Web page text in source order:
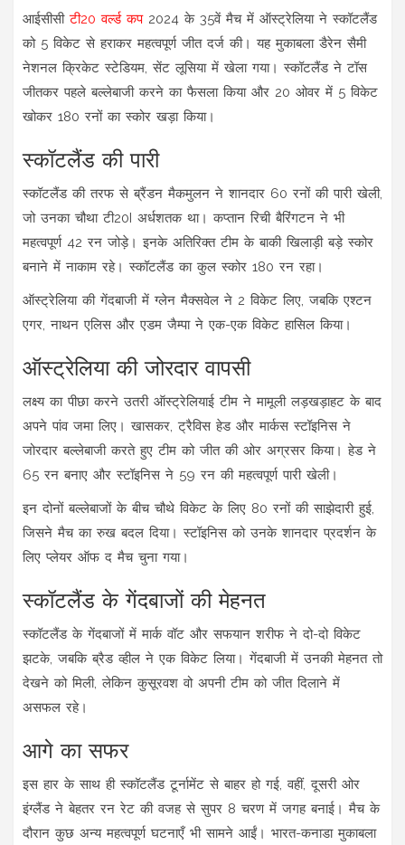
आईसीसीटी20 वर्ल्ड कप2024 के 35वें मैच में ऑस्ट्रेलिया ने स्कॉटलैंड
को 5 विकेट से हराकर महत्वपूर्ण जीत दर्ज की। यह मुकाबला डैरेन सैमी
नेशनल क्रिकेट स्टेडियम, सेंट लूसिया में खेला गया। स्कॉटलैंड ने टॉस
जीतकर पहले बल्लेबाजी करने का फैसला किया और 20 ओवर में 5 विकेट
खोकर 180 रनों का स्कोर खड़ा किया।
स्कॉटलैंड की पारी
स्कॉटलैंड की तरफ से ब्रैंडन मैकमुलन ने शानदार 60 रनों की पारी खेली,
जो उनका चौथा टी20I अर्धशतक था। कप्तान रिची बैरिंगटन ने भी
महत्वपूर्ण 42 रन जोड़े। इनके अतिरिक्त टीम के बाकी खिलाड़ी बड़े स्कोर
बनाने में नाकाम रहे। स्कॉटलैंड का कुल स्कोर 180 रन रहा।
ऑस्ट्रेलिया की गेंदबाजी में ग्लेन मैक्सवेल ने 2 विकेट लिए, जबकि एश्टन
एगर, नाथन एलिस और एडम जैम्पा ने एक-एक विकेट हासिल किया।
ऑस्ट्रेलिया की जोरदार वापसी
लक्ष्य का पीछा करने उतरी ऑस्ट्रेलियाई टीम ने मामूली लड़खड़ाहट के बाद
अपने पांव जमा लिए। खासकर, ट्रैविस हेड और मार्कस स्टॉइनिस ने
जोरदार बल्लेबाजी करते हुए टीम को जीत की ओर अग्रसर किया। हेड ने
65 रन बनाए और स्टॉइनिस ने 59 रन की महत्वपूर्ण पारी खेली।
इन दोनों बल्लेबाजों के बीच चौथे विकेट के लिए 80 रनों की साझेदारी हुई,
जिसने मैच का रुख बदल दिया। स्टॉइनिस को उनके शानदार प्रदर्शन के
लिए प्लेयर ऑफ द मैच चुना गया।
स्कॉटलैंड के गेंदबाजों की मेहनत
स्कॉटलैंड के गेंदबाजों में मार्क वॉट और सफयान शरीफ ने दो-दो विकेट
झटके, जबकि ब्रैड व्हील ने एक विकेट लिया। गेंदबाजी में उनकी मेहनत तो
देखने को मिली, लेकिन कुसूरवश वो अपनी टीम को जीत दिलाने में
असफल रहे।
आगे का सफर
इस हार के साथ ही स्कॉटलैंड टूर्नामेंट से बाहर हो गई, वहीं, दूसरी ओर
इंग्लैंड ने बेहतर रन रेट की वजह से सुपर 8 चरण में जगह बनाई। मैच के
दौरान कुछ अन्‍य महत्वपूर्ण घटनाएँ भी सामने आईं। भारत-कनाडा मुकाबला